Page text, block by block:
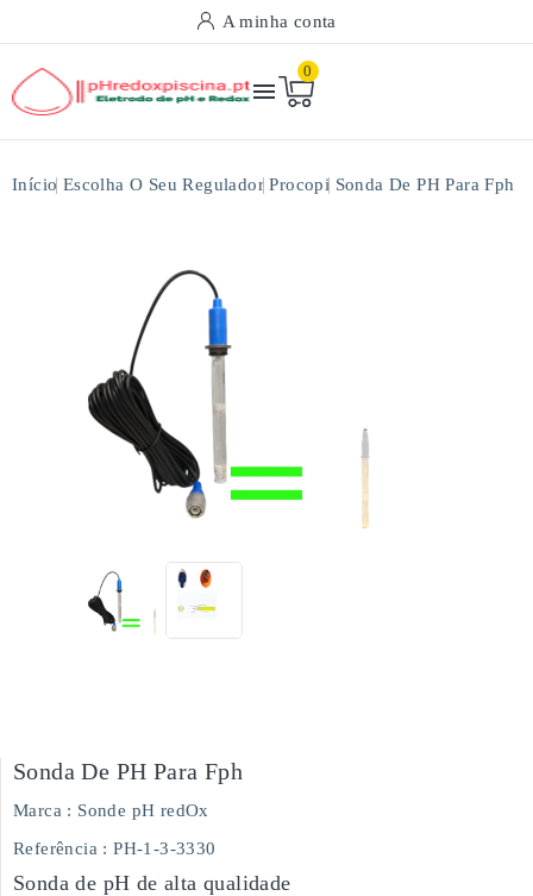
A minha conta

0
Início Escolha O Seu Regulador Procopi Sonda De PH Para Fph
Sonda De PH Para Fph
Marca : Sonde pH redOx
Referência : PH-1-3-3330
Sonda de pH de alta qualidade